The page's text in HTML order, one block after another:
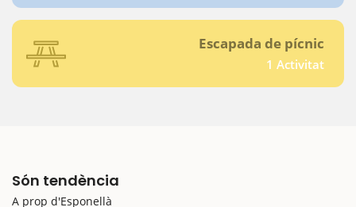
Escapada de pícnic
1 Activitat
Són tendència
A prop d'Esponellà